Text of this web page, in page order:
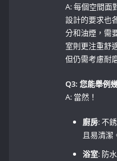
A: 每個空間面
設計的要求也
分和油煙，需
室則更注重舒
但仍需考慮耐
Q3: 您能舉例
A: 當然！ ⁢
廚房:⁢ 不
且易清潔
浴室:​ 防